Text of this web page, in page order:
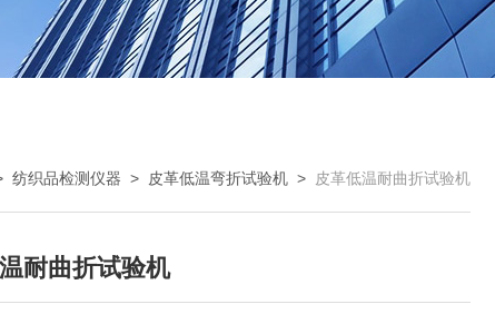
纺织品检测仪器 > 皮革低温弯折试验机 > 皮革低温耐曲折试验机
耐曲折试验机